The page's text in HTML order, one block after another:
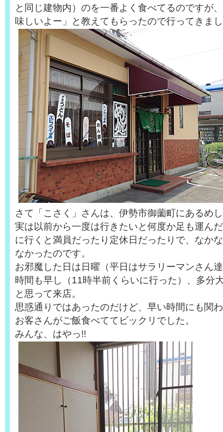
と同じ建物内）のを一番よく食べてるのですが
味しいよー」と教えてもらったので行ってきま
さて「こさく」さんは、伊勢市御薗町にあるめ
実は以前から一度は行きたいと何度か足も運ん
に行くと満員だったり定休日だったりで、なか
なかったのです。
お邪魔した日は日曜（平日はサラリーマンさん
時間も早し（11時半前くらいに行った）、多分
と思って来店。
思惑通りではあったのだけど、早い時間にも関
お客さんがご飯食べててビックリでした。
みんな、はやっ!!